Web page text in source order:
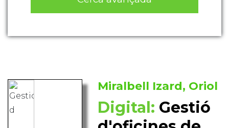
Miralbell Izard, Oriol
Digital: Gestió